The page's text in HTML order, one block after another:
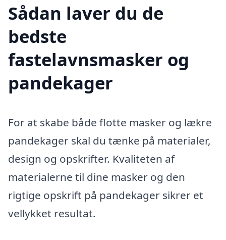
Sådan laver du de
bedste
fastelavnsmasker og
pandekager
For at skabe både flotte masker og lækre
pandekager skal du tænke på materialer,
design og opskrifter. Kvaliteten af
materialerne til dine masker og den
rigtige opskrift på pandekager sikrer et
vellykket resultat.